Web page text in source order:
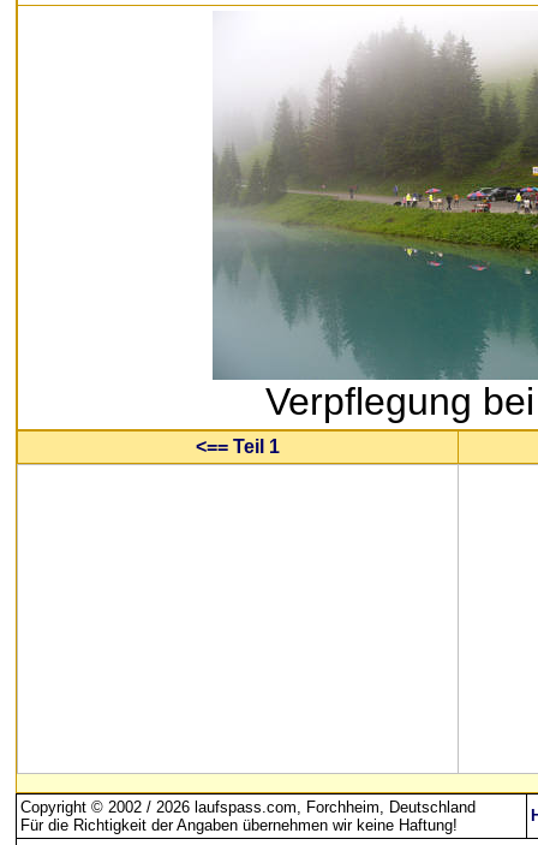
Verpflegung
<== Teil 1
Copyright © 2002 / 2026 laufspass.com, Forchheim, Deutschland
Für die Richtigkeit der Angaben übernehmen wir keine Haftung!